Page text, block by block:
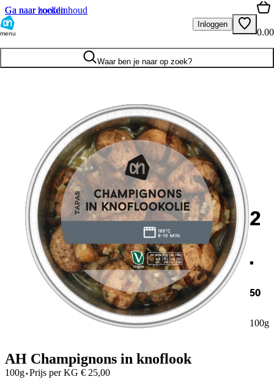
Ga naar hoofdinhoud
Ga naar zoeken
menu
Inloggen
0.00
Waar ben je naar op zoek?
2
.
50
100g
AH Champignons in knoflook
100g·Prijs per KG € 25,00